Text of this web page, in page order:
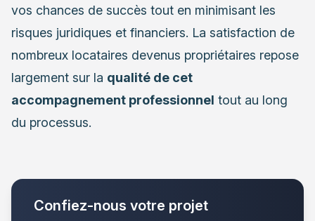
vos chances de succès tout en minimisant les
risques juridiques et financiers. La satisfaction de
nombreux locataires devenus propriétaires repose
largement sur la qualité de cet
accompagnement professionnel tout au long
du processus.
Confiez-nous votre projet